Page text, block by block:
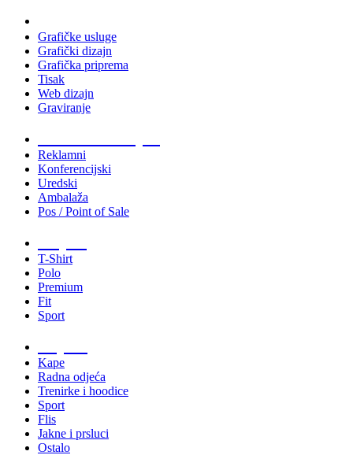
Grafičke usluge
Grafički dizajn
Grafička priprema
Tisak
Web dizajn
Graviranje
Reklamni
Konferencijski
Uredski
Ambalaža
Pos / Point of Sale
T-Shirt
Polo
Premium
Fit
Sport
Kape
Radna odjeća
Trenirke i hoodice
Sport
Flis
Jakne i prsluci
Ostalo